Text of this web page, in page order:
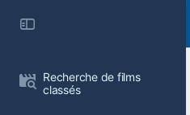
Recherche de films
classés